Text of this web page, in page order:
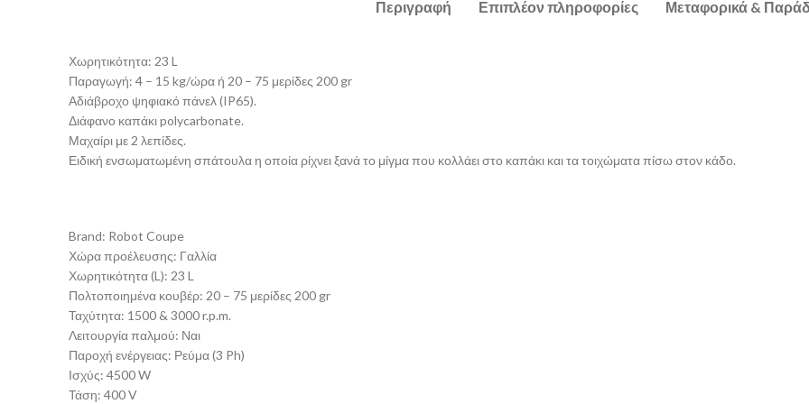
Περιγραφή Επιπλέον πληροφορίες Μεταφορικά &
Χωρητικότητα: 23 L
Παραγωγή: 4 – 15 kg/ώρα ή 20 – 75 μερίδες 200 gr
Αδιάβροχο ψηφιακό πάνελ (IP65).
Διάφανο καπάκι polycarbonate.
Μαχαίρι με 2 λεπίδες.
Ειδική ενσωματωμένη σπάτουλα η οποία ρίχνει ξανά το μίγμα που κολλάει στο καπάκι και τα τοιχώματα πίσω στον κάδο.
Brand: Robot Coupe
Χώρα προέλευσης: Γαλλία
Χωρητικότητα (L): 23 L
Πολτοποιημένα κουβέρ: 20 – 75 μερίδες 200 gr
Ταχύτητα: 1500 & 3000 r.p.m.
Λειτουργία παλμού: Ναι
Παροχή ενέργειας: Ρεύμα (3 Ph)
Ισχύς: 4500 W
Τάση: 400 V